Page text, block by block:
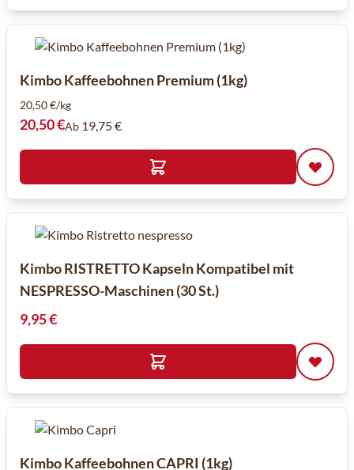
Kimbo Kaffeebohnen Premium (1kg)
20,50 €/kg
20,50 €Ab 19,75 €
Kimbo RISTRETTO Kapseln Kompatibel mit
NESPRESSO-Maschinen (30 St.)
9,95 €
Kimbo Kaffeebohnen CAPRI (1kg)